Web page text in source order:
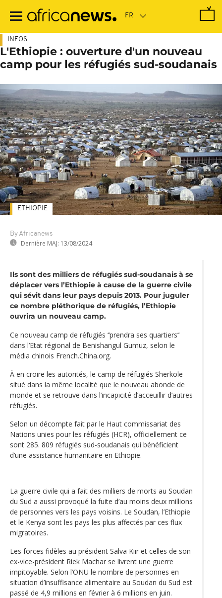
contenu
INFOS
L'Ethiopie : ouverture d'un nouveau
camp pour les réfugiés sud-soudanais
By Africanews
Dernière MAJ: 13/08/2024
ETHIOPIE
Ils sont des milliers de réfugiés sud-soudanais à se
déplacer vers l’Ethiopie à cause de la guerre civile
qui sévit dans leur pays depuis 2013. Pour juguler
ce nombre pléthorique de réfugiés, l’Ethiopie
ouvrira un nouveau camp.
Ce nouveau camp de réfugiés ‘‘prendra ses quartiers’‘
dans l’Etat régional de Benishangul Gumuz, selon le
média chinois French.China.org.
À en croire les autorités, le camp de réfugiés Sherkole
situé dans la même localité que le nouveau abonde de
monde et se retrouve dans l’incapicité d’acceuillir d’autres
réfugiés.
Selon un décompte fait par le Haut commissariat des
Nations unies pour les réfugiés (HCR), officiellement ce
sont 285. 809 réfugiés sud-soudanais qui bénéficient
d’une assistance humanitaire en Ethiopie.
La guerre civile qui a fait des milliers de morts au Soudan
du Sud a aussi provoqué la fuite d’au moins deux millions
de personnes vers les pays voisins. Le Soudan, l’Ethiopie
et le Kenya sont les pays les plus affectés par ces flux
migratoires.
Les forces fidèles au président Salva Kiir et celles de son
ex-vice-président Riek Machar se livrent une guerre
impitoyable. Selon l’ONU le nombre de personnes en
situation d’insuffisance alimentaire au Soudan du Sud est
passé de 4,9 millions en février à 6 millions en juin.